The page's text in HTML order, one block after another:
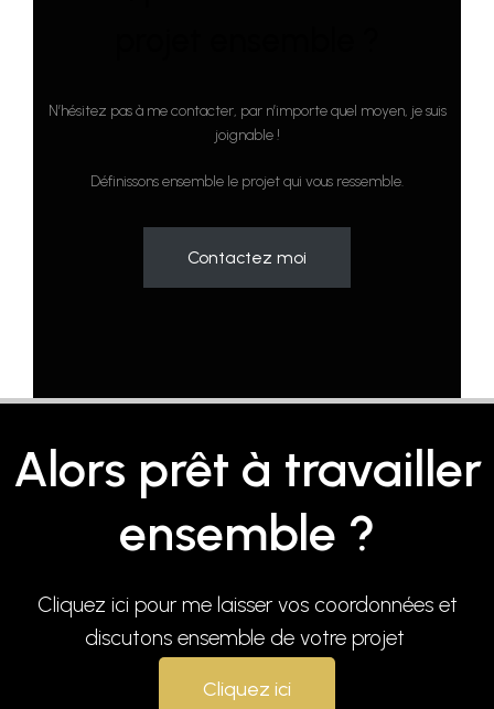
N’hésitez pas à me contacter, par n’importe quel moyen, je suis
joignable !
Définissons ensemble le projet qui vous ressemble.
Contactez moi
Alors prêt à travailler
ensemble ?
Cliquez ici pour me laisser vos coordonnées et
discutons ensemble de votre projet
Cliquez ici